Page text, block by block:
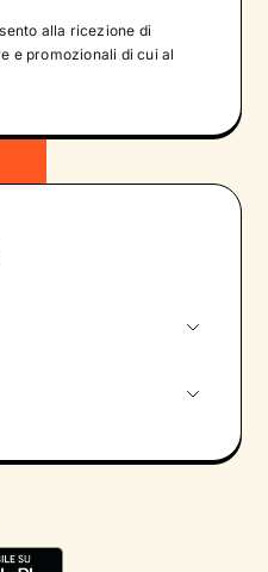
alla ricezione di
e promozionali di cui al